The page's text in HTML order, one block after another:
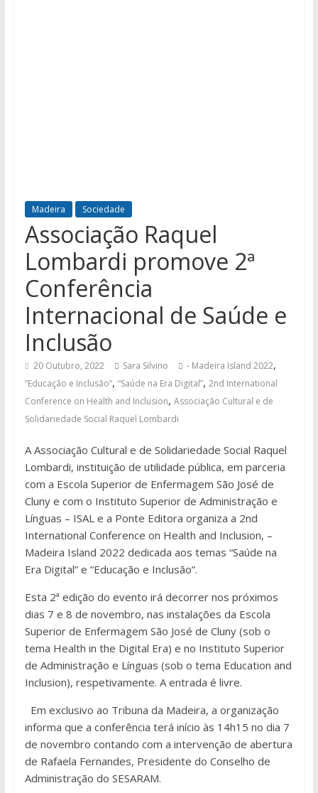
Madeira Sociedade
Associação Raquel
Lombardi promove 2ª
Conferência
Internacional de Saúde e
Inclusão
20 Outubro, 2022 Sara Silvino - Madeira Island 2022,
“Educação e Inclusão”, “Saúde na Era Digital”, 2nd International
Conference on Health and Inclusion, Associação Cultural e de
Solidariedade Social Raquel Lombardi
A Associação Cultural e de Solidariedade Social Raquel
Lombardi, instituição de utilidade pública, em parceria
com a Escola Superior de Enfermagem São José de
Cluny e com o Instituto Superior de Administração e
Línguas – ISAL e a Ponte Editora organiza a 2nd
International Conference on Health and Inclusion, –
Madeira Island 2022 dedicada aos temas “Saúde na
Era Digital” e “Educação e Inclusão”.
Esta 2ª edição do evento irá decorrer nos próximos
dias 7 e 8 de novembro, nas instalações da Escola
Superior de Enfermagem São José de Cluny (sob o
tema Health in the Digital Era) e no Instituto Superior
de Administração e Línguas (sob o tema Education and
Inclusion), respetivamente. A entrada é livre.
Em exclusivo ao Tribuna da Madeira, a organização
informa que a conferência terá início às 14h15 no dia 7
de novembro contando com a intervenção de abertura
de Rafaela Fernandes, Presidente do Conselho de
Administração do SESARAM.